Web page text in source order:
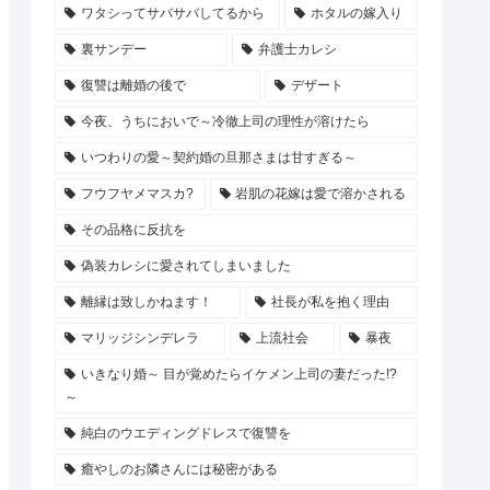
ワタシってサバサバしてるから ホタルの嫁入り
裏サンデー 弁護士カレシ
復讐は離婚の後で デザート
今夜、うちにおいで～冷徹上司の理性が溶けたら
いつわりの愛～契約婚の旦那さまは甘すぎる～
フウフヤメマスカ? 岩肌の花嫁は愛で溶かされる
その品格に反抗を
偽装カレシに愛されてしまいました
離縁は致しかねます！ 社長が私を抱く理由
マリッジシンデレラ 上流社会 暴夜
いきなり婚～ 目が覚めたらイケメン上司の妻だった!?
～
純白のウエディングドレスで復讐を
癒やしのお隣さんには秘密がある